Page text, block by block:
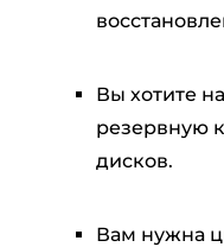
Вы хотите
резервную
дисков.
Вам нужна